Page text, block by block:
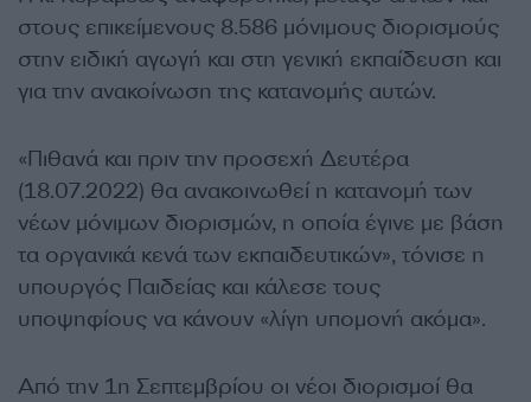
στους επικείμενους 8.586 μόνιμους διορισμούς
στην ειδική αγωγή και στη γενική εκπαίδευση και
για την ανακοίνωση της κατανομής αυτών.
«Πιθανά και πριν την προσεχή Δευτέρα
(18.07.2022) θα ανακοινωθεί η κατανομή των
νέων μόνιμων διορισμών, η οποία έγινε με βάση
τα οργανικά κενά των εκπαιδευτικών», τόνισε η
υπουργός Παιδείας και κάλεσε τους
υποψηφίους να κάνουν «λίγη υπομονή ακόμα».
Από την 1η Σεπτεμβρίου οι νέοι διορισμοί θα